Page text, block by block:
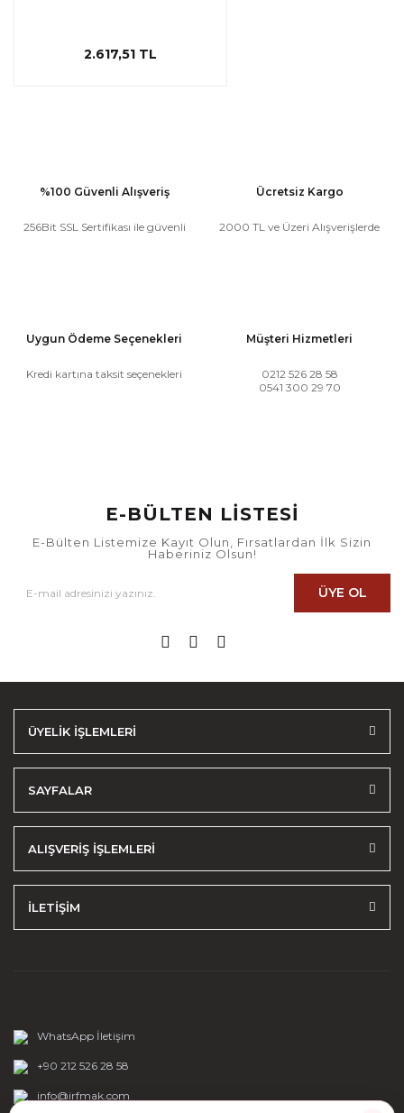
2.617,51 TL
%100 Güvenli Alışveriş
256Bit SSL Sertifikası ile güvenli
Ücretsiz Kargo
2000 TL ve Üzeri Alışverişlerde
Uygun Ödeme Seçenekleri
Kredi kartına taksit seçenekleri
Müşteri Hizmetleri
0212 526 28 58
0541 300 29 70
E-BÜLTEN LİSTESİ
E-Bülten Listemize Kayıt Olun, Fırsatlardan İlk Sizin
Haberiniz Olsun!
ÜYE OL
ÜYELİK İŞLEMLERİ
SAYFALAR
ALIŞVERİŞ İŞLEMLERİ
İLETİŞİM
WhatsApp İletişim
+90 212 526 28 58
info@irfmak.com